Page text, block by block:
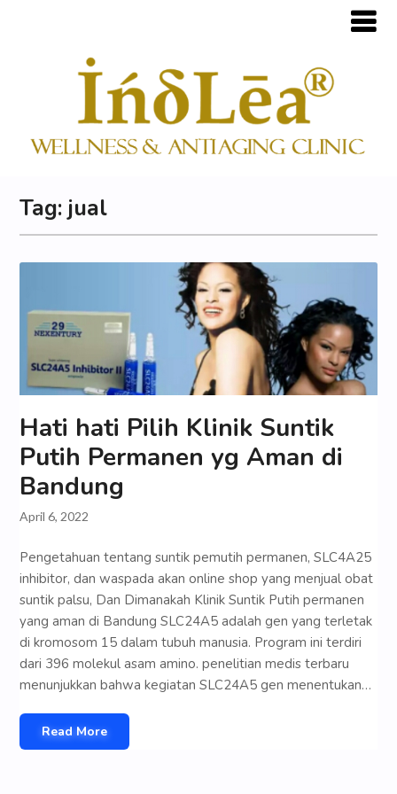
Tag:jual
Hati hati Pilih Klinik Suntik
Putih Permanen yg Aman di
Bandung
April 6, 2022
Pengetahuan tentang suntik pemutih permanen, SLC4A25
inhibitor, dan waspada akan online shop yang menjual obat
suntik palsu, Dan Dimanakah Klinik Suntik Putih permanen
yang aman di Bandung SLC24A5 adalah gen yang terletak
di kromosom 15 dalam tubuh manusia. Program ini terdiri
dari 396 molekul asam amino. penelitian medis terbaru
menunjukkan bahwa kegiatan SLC24A5 gen menentukan…
Read More